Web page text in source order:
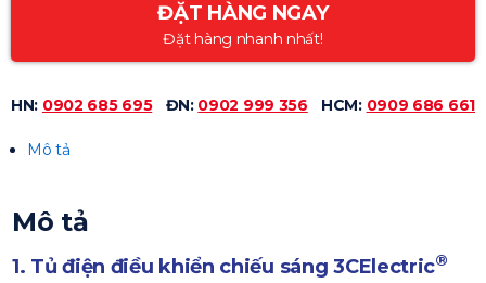
ĐẶT HÀNG NGAY
Đặt hàng nhanh nhất!
HN: 0902 685 695 ĐN: 0902 999 356 HCM: 0909 686 661
Mô tả
Mô tả
1. Tủ điện điều khiển chiếu sáng 3CElectric®